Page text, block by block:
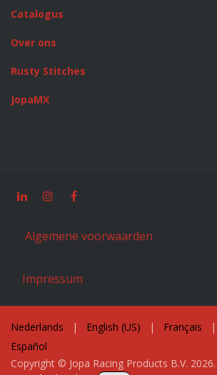
Catalogus
Over ons
Rusty Stitches
JopaMX
Algemene voorwaarden
Impressum
Copyright © Jopa Racing Products B.V.
Nederlands | English (US) | Français |
Español